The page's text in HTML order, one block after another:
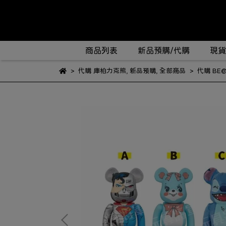
商品列表 新品預購/代購 現
代購 庫柏力克熊, 新品預購, 全部商品 代購